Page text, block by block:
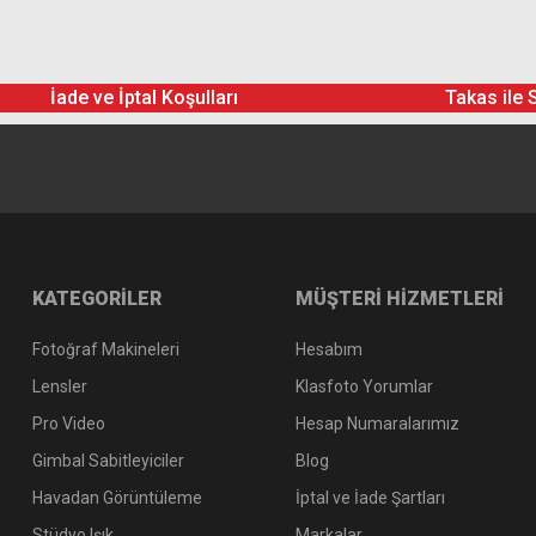
Hoya 58mm UX Circular Polarize Filtre
İade ve İptal Koşulları Takas ile
KATEGORİLER
Fotoğraf Makineleri
Lensler
Pro Video
Gimbal Sabitleyiciler
Havadan Görüntüleme
MÜŞTERİ HİZMETLERİ
Hesabım
Klasfoto Yorumlar
Hesap Numaralarımız
Blog
İptal ve İade Şartları